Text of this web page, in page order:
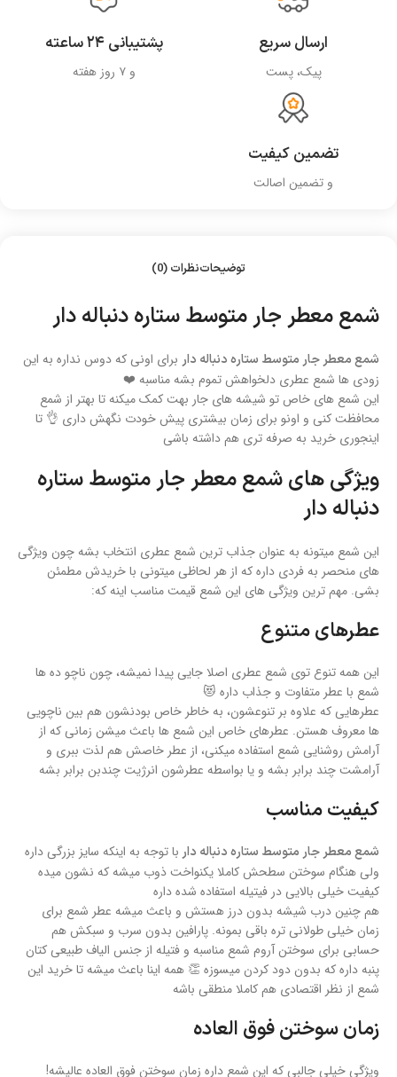
ارسال سریع
پیک، پست
پشتیبانی ۲۴ ساعته
و ۷ روز هفته
تضمین کیفیت
و تضمین اصالت
توضیحاتنظرات (0)
شمع معطر جار متوسط ستاره دنباله دار
شمع معطر جار متوسط ستاره دنباله دار برای اونی که دوس نداره به این
زودی ها شمع عطری دلخواهش تموم بشه مناسبه ❤️
این شمع های خاص تو شیشه های جار بهت کمک میکنه تا بهتر از شمع
محافظت کنی و اونو برای زمان بیشتری پیش خودت نگهش داری 👌 تا
اینجوری خرید به صرفه تری هم داشته باشی
ویژگی های شمع معطر جار متوسط ستاره
دنباله دار
این شمع میتونه به عنوان جذاب ترین شمع عطری انتخاب بشه چون ویژگی
های منحصر به فردی داره که از هر لحاظی میتونی با خریدش مطمئن
بشی. مهم ترین ویژگی های این شمع قیمت مناسب اینه که:
عطرهای متنوع
این همه تنوع توی شمع عطری اصلا جایی پیدا نمیشه، چون ناچو ده ها
شمع با عطر متفاوت و جذاب داره 😻
عطرهایی که علاوه بر تنوعشون، به خاطر خاص بودنشون هم بین ناچویی
ها معروف هستن. عطرهای خاص این شمع ها باعث میشن زمانی که از
آرامش روشنایی شمع استفاده میکنی، از عطر خاصش هم لذت ببری و
آرامشت چند برابر بشه و یا بواسطه عطرشون انرژیت چندبن برابر بشه
کیفیت مناسب
شمع معطر جار متوسط ستاره دنباله دار با توجه به اینکه سایز بزرگی داره
ولی هنگام سوختن سطحش کاملا یکنواخت ذوب میشه که نشون میده
کیفیت خیلی بالایی در فیتیله استفاده شده داره
هم چنین درب شیشه بدون درز هستش و باعث میشه عطر شمع برای
زمان خیلی طولانی تره باقی بمونه. پارافین بدون سرب و سبکش هم
حسابی برای سوختن آروم شمع مناسبه و فتیله از جنس الیاف طبیعی کتان
پنبه داره که بدون دود کردن میسوزه 👏 همه اینا باعث میشه تا خرید این
شمع از نظر اقتصادی هم کاملا منطقی باشه
زمان سوختن فوق العاده
ویژگی خیلی جالبی که این شمع داره زمان سوختن فوق العاده عالیشه!